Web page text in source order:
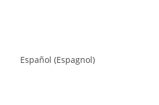
Español (Espagnol)